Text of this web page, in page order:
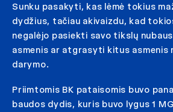
Sunku pasakyti, kas lėmė tokius
dydžius, tačiau akivaizdu, kad
negalėjo pasiekti savo tikslų
asmenis ar atgrasyti kitus asmenis
darymo.
Priimtomis BK pataisomis buvo
baudos dydis, kuris buvo lygus 1